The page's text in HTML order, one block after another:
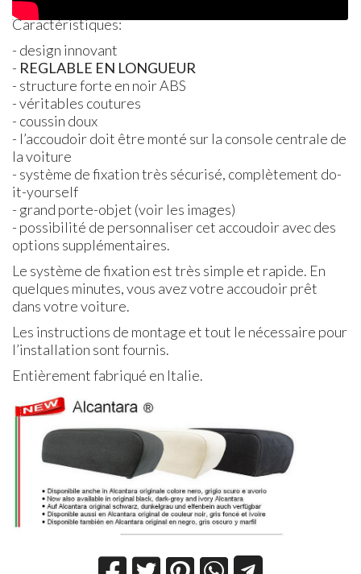
Caractéristiques:
- design innovant
- REGLABLE EN LONGUEUR
- structure forte en noirABS
- véritables coutures
- coussin doux
- l’accoudoir doit être monté sur la console centrale de
la voiture
- système de fixation très sécurisé, complètement do-
it-yourself
- grand porte-objet (voir les images)
- possibilité de personnaliser cet accoudoir avec des
options supplémentaires.
Le système de fixation est très simple et rapide. En
quelques minutes, vous avez votre accoudoir prêt
dans votre voiture.
Les instructions de montage et tout le nécessaire pour
l’installation sont fournis.
Entièrement fabriqué en Italie.